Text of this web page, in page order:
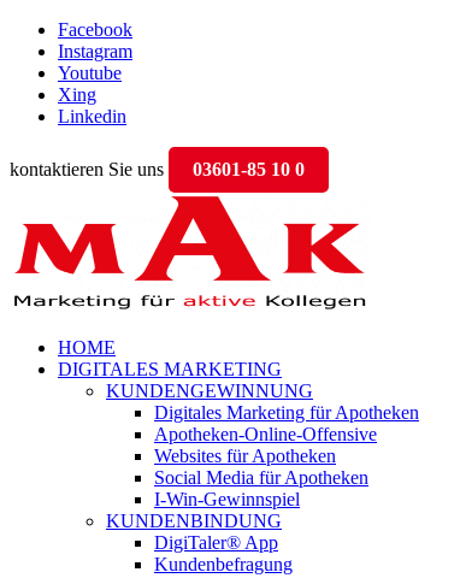
Facebook
Instagram
Youtube
Xing
Linkedin
kontaktieren Sie uns 03601-85 10 0
HOME
DIGITALES MARKETING
KUNDENGEWINNUNG
Digitales Marketing für Apotheken
Apotheken-Online-Offensive
Websites für Apotheken
Social Media für Apotheken
I-Win-Gewinnspiel
KUNDENBINDUNG
DigiTaler® App
Kundenbefragung